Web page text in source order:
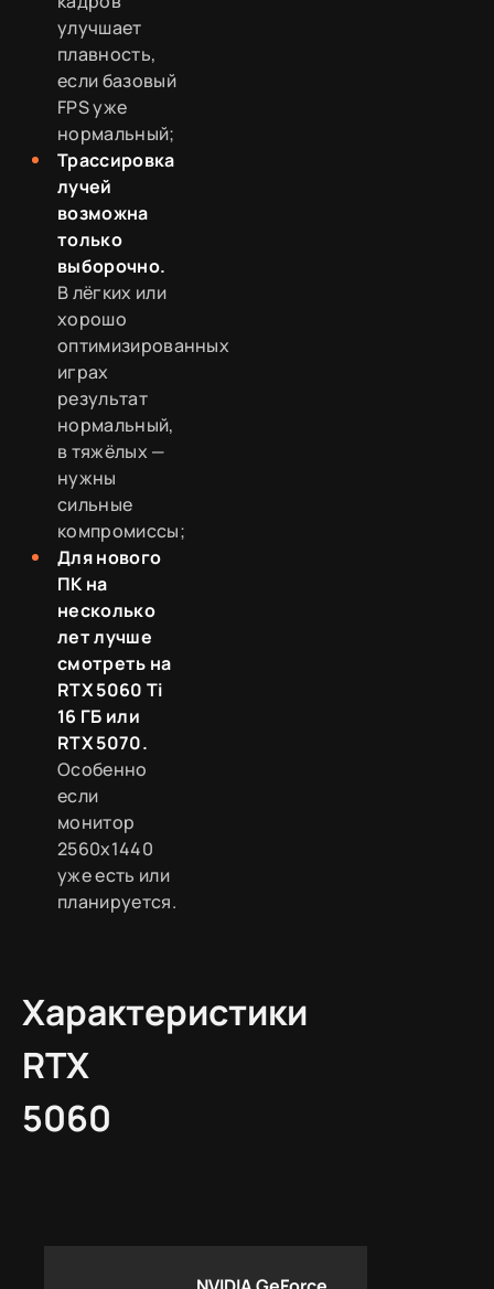
улучшает
плавность,
если базовый
FPS уже
нормальный;
Трассировка
лучей
возможна
только
выборочно.
В лёгких или
хорошо
оптимизированных
играх
результат
нормальный,
в тяжёлых —
нужны
сильные
компромиссы;
Для нового
ПК на
несколько
лет лучше
смотреть на
RTX 5060 Ti
16 ГБ или
RTX 5070.
Особенно
если
монитор
2560x1440
уже есть или
планируется.
Характеристики
RTX
5060